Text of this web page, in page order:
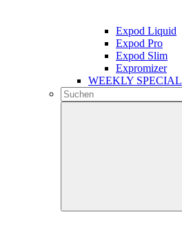
Expod Liquid
Expod Pro
Expod Slim
Expromizer
WEEKLY SPECIAL